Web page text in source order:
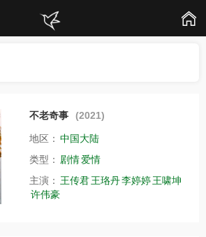
不老奇事 (2021)
地区： 中国大陆
类型： 剧情爱情
主演： 王传君王珞丹李婷婷王啸坤
许伟豪